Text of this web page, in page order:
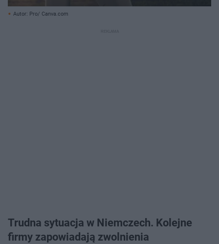
Autor: Pro/ Canva.com
Trudna sytuacja w Niemczech. Kolejne
firmy zapowiadają zwolnienia